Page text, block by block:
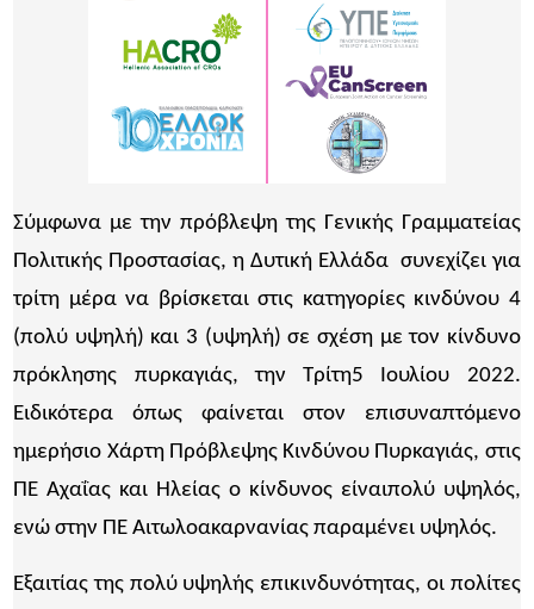
Σύμφωνα με την πρόβλεψη της Γενικής Γραμματείας
Πολιτικής Προστασίας, η Δυτική Ελλάδα συνεχίζει για
τρίτη μέρα να βρίσκεται στις κατηγορίες κινδύνου 4
(πολύ υψηλή) και 3 (υψηλή) σε σχέση με τον κίνδυνο
πρόκλησης πυρκαγιάς, την Τρίτη5 Ιουλίου 2022.
Ειδικότερα όπως φαίνεται στον επισυναπτόμενο
ημερήσιο Χάρτη Πρόβλεψης Κινδύνου Πυρκαγιάς, στις
ΠΕ Αχαΐας και Ηλείας ο κίνδυνος είναιπολύ υψηλός,
ενώ στην ΠΕ Αιτωλοακαρνανίας παραμένει υψηλός.
Εξαιτίας της πολύ υψηλής επικινδυνότητας, οι πολίτες